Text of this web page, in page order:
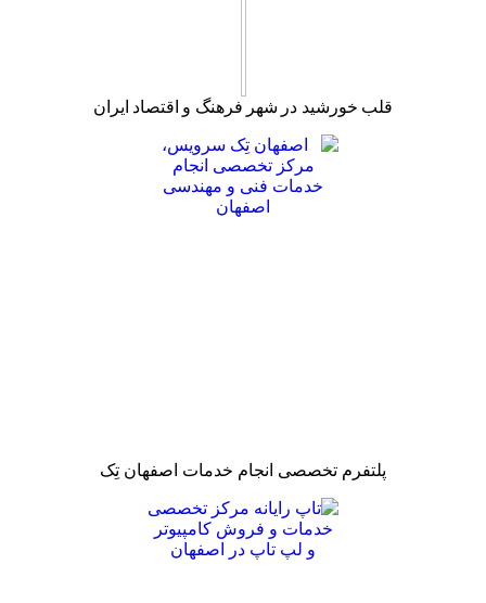
قلب خورشید در شهر فرهنگ و اقتصاد ایران
پلتفرم تخصصی انجام خدمات اصفهان تِک